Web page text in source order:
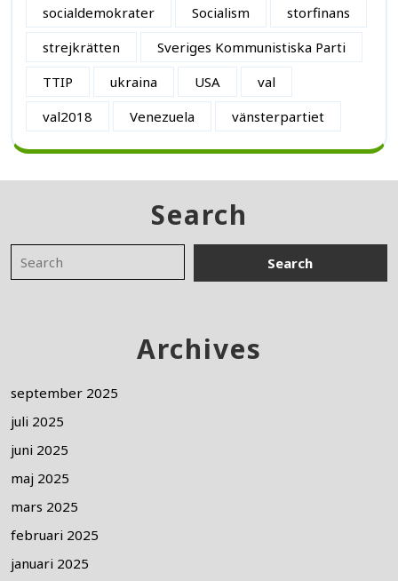
socialdemokrater
Socialism
storfinans
strejkrätten
Sveriges Kommunistiska Parti
TTIP
ukraina USA
val
val2018
Venezuela vänsterpartiet
Search
Archives
september 2025
juli 2025
juni 2025
maj 2025
mars 2025
februari 2025
januari 2025